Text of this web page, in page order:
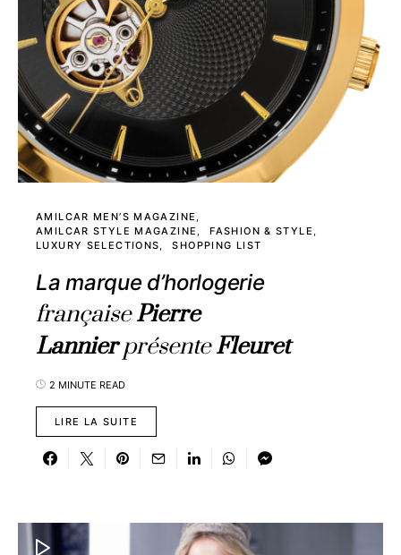
AMILCAR MEN’S MAGAZINE
AMILCAR STYLE MAGAZINE
FASHION & STYLE
LUXURY SELECTIONS
SHOPPING LIST
La marque d’horlogerie
françaisePierre
LannierprésenteFleuret
2 MINUTE READ
LIRE LA SUITE